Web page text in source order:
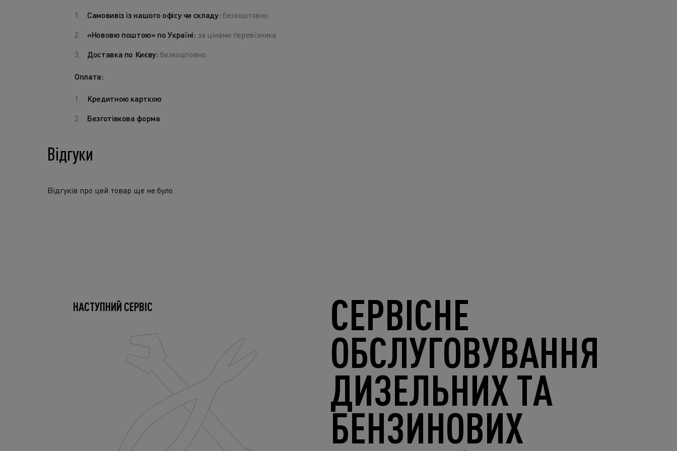
Самовивіз із нашого офісу чи складу: безкоштовно.
«Нововю поштою» по Україні: за цінами перевізника.
Доставка по Києву: безкоштовно.
Оплата:
Кредитною карткою
Безготівкова форма
Відгуки
Відгуків про цей товар ще не було.
НАСТУПНИЙ СЕРВІС СЕРВІСНЕ
ОБСЛУГОВУВАННЯ
ДИЗЕЛЬНИХ ТА
БЕНЗИНОВИХ